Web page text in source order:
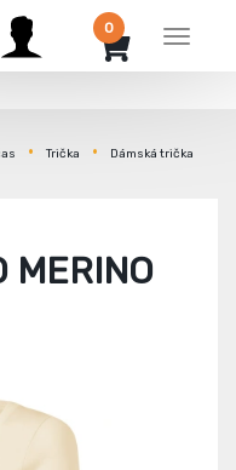
Menu
0
Trička Dámská trička
MERINO